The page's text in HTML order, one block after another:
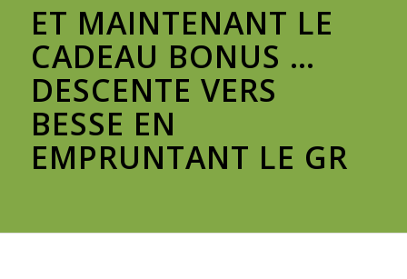
ET MAINTENANT LE
CADEAU BONUS …
DESCENTE VERS
BESSE EN
EMPRUNTANT LE GR